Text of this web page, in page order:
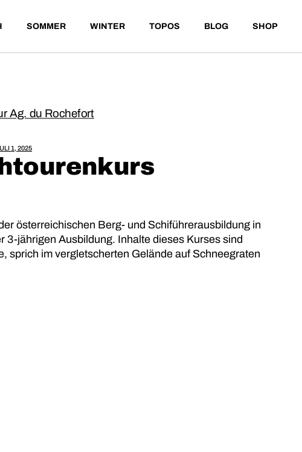
SOMMER
TANDEMFLY
WINTER
TANDEMFLY
TOPOS BLOG SHOP
HOCHTOUREN SCHITOUREN FELS
1, 2025
österreichischen Berg- und Schiführerausbildung in
3-jährigen Ausbildung. Inhalte dieses Kurses sind
sprich im vergletscherten Gelände auf Schneegraten